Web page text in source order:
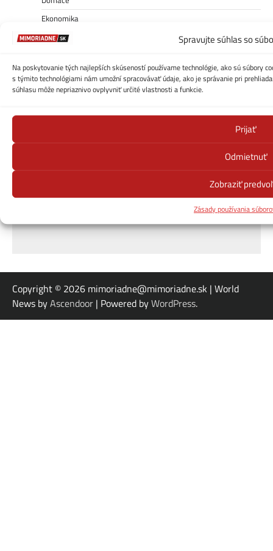
Spravujte súhlas so
Na poskytovanie tých najlepších skúseností používame technológie, ako sú súbory
s týmito technológiami nám umožní spracovávať údaje, ako je správanie pri
súhlasu môže nepriaznivo ovplyvniť určité vlastnosti a funkcie.
Prijať
Odmietnuť
Zobraziť
Zásady používania
Ekonomika
Kontakt
Počasie – cesty-zjazdnosť
Politika
Zdravie, vzťahy, krása
Copyright © 2026 mimoriadne@mimoriadne.sk | World
News byAscendoor | Powered byWordPress.